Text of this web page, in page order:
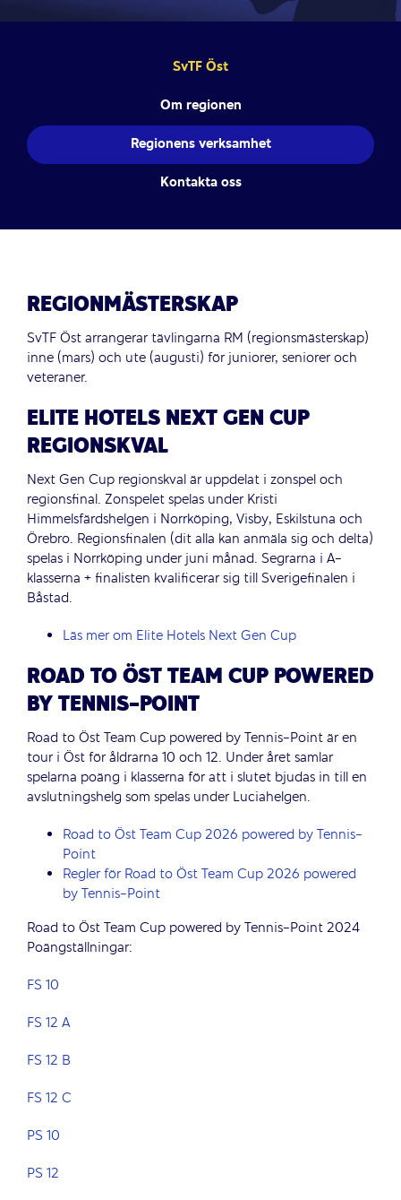
SvTF Öst
Om regionen
Regionens verksamhet
Kontakta oss
REGIONMÄSTERSKAP
SvTF Öst arrangerar tävlingarna RM (regionsmästerskap)
inne (mars) och ute (augusti) för juniorer, seniorer och
veteraner.
ELITE HOTELS NEXT GEN CUP
REGIONSKVAL
Next Gen Cup regionskval är uppdelat i zonspel och
regionsfinal. Zonspelet spelas under Kristi
Himmelsfärdshelgen i Norrköping, Visby, Eskilstuna och
Örebro. Regionsfinalen (dit alla kan anmäla sig och delta)
spelas i Norrköping under juni månad. Segrarna i A-
klasserna + finalisten kvalificerar sig till Sverigefinalen i
Båstad.
Läs mer om Elite Hotels Next Gen Cup
ROAD TO ÖST TEAM CUP POWERED
BY TENNIS-POINT
Road to Öst Team Cup powered by Tennis-Point är en
tour i Öst för åldrarna 10 och 12. Under året samlar
spelarna poäng i klasserna för att i slutet bjudas in till en
avslutningshelg som spelas under Luciahelgen.
Road to Öst Team Cup 2026 powered by Tennis-
Point
Regler för Road to Öst Team Cup 2026 powered
by Tennis-Point
Road to Öst Team Cup powered by Tennis-Point 2024
Poängställningar:
FS 10
FS 12 A
FS 12 B
FS 12 C
PS 10
PS 12